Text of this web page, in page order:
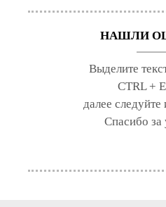
НАШЛИ
Выделите
CTRL +
далее
Спасибо за